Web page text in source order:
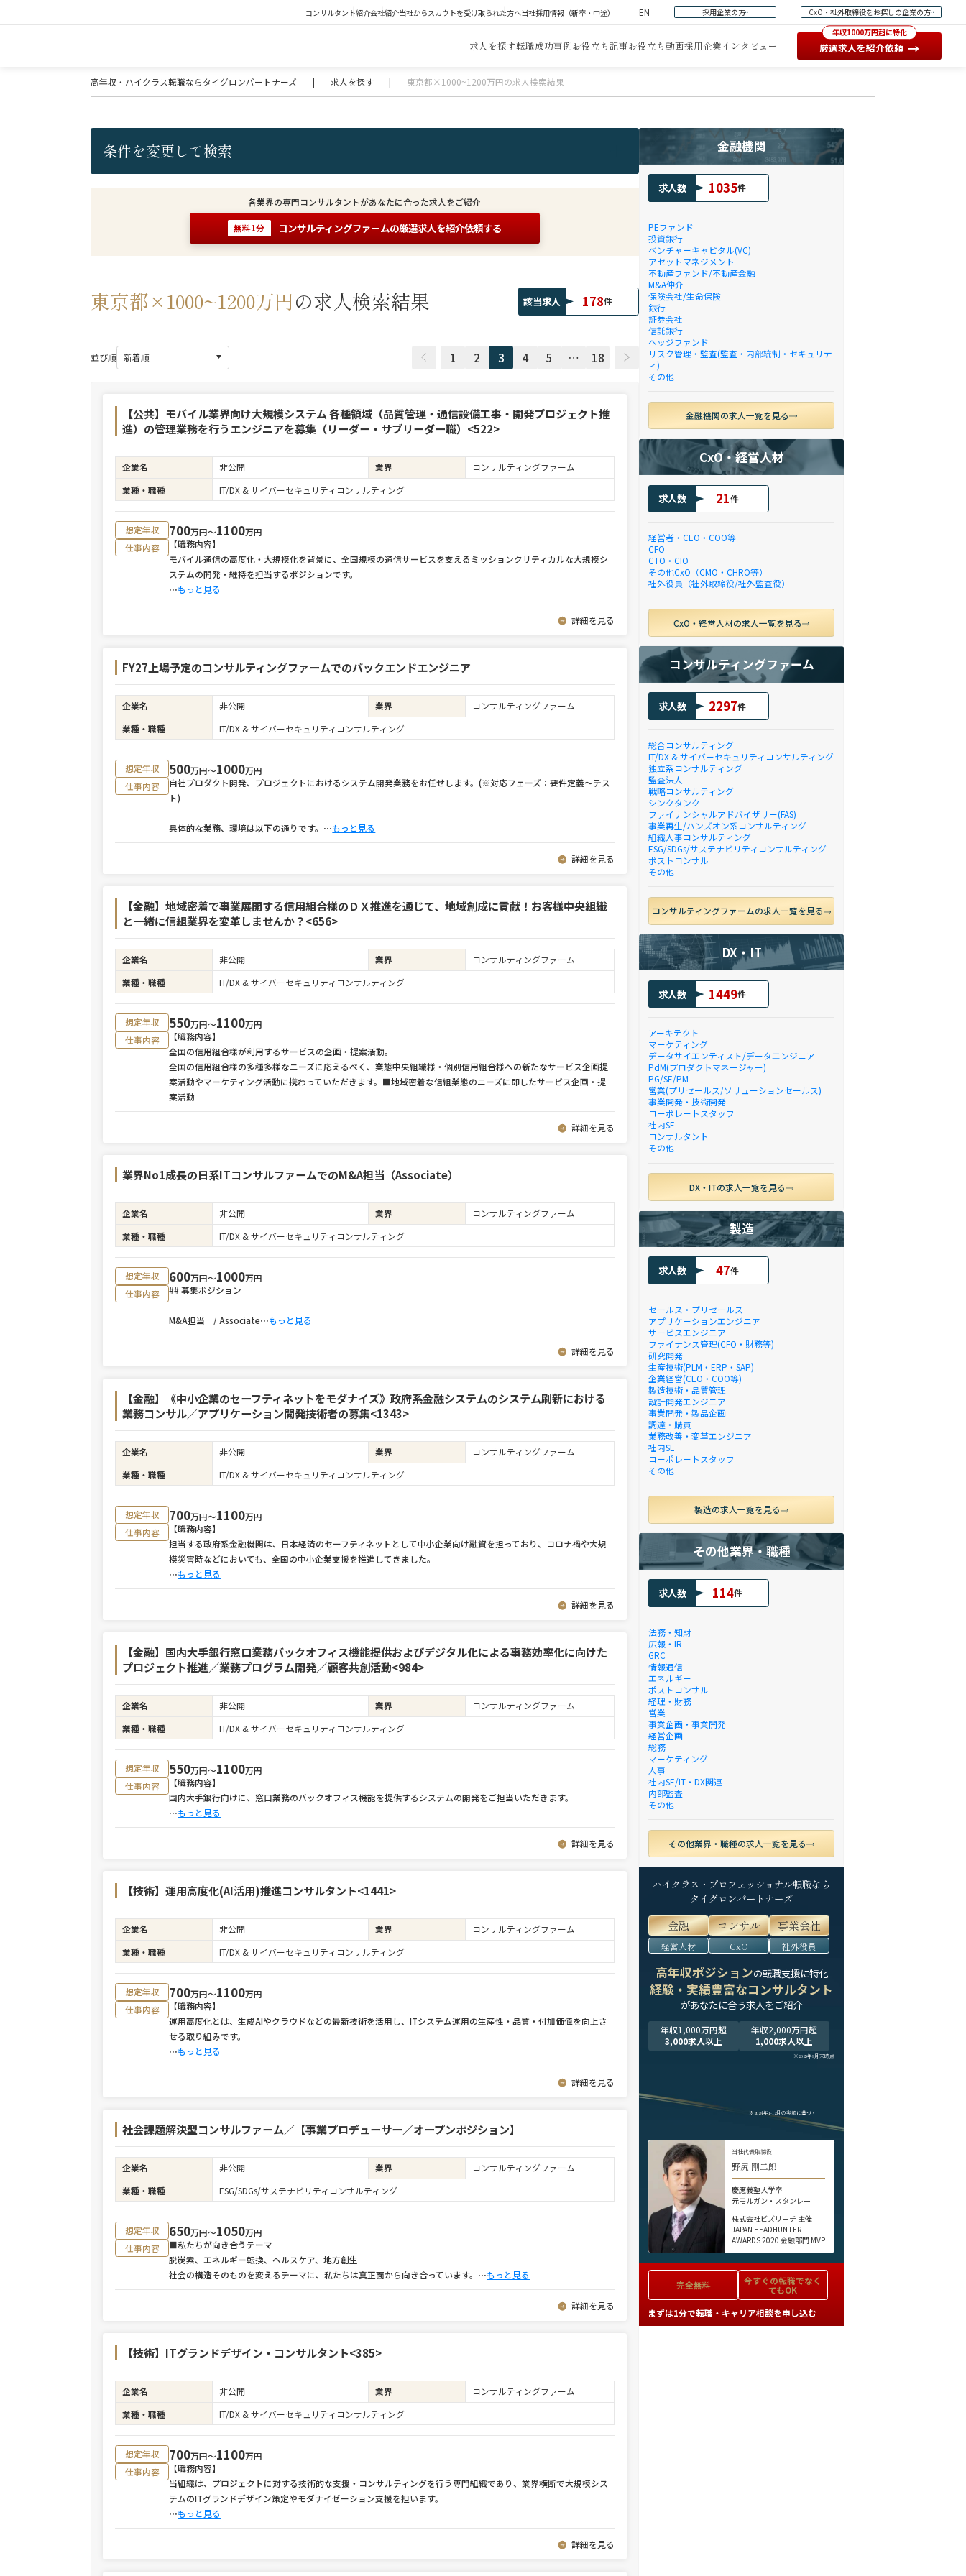
コンサルタント紹介会社紹介当社からスカウトを受け取られた方へ当社採用情報（新卒・中途） EN 採用企業の方 CxO・社外取締役をお探しの企業の方
求人を探す転職成功事例お役立ち記事お役立ち動画採用企業インタビュー
年収1000万円超に特化
厳選求人を紹介依頼 →
高年収・ハイクラス転職ならタイグロンパートナーズ | 求人を探す | 東京都×1000~1200万円の求人検索結果
条件を変更して検索
各業界の専門コンサルタントがあなたに合った求人をご紹介
無料1分 コンサルティングファームの厳選求人を紹介依頼する
東京都×1000~1200万円の求人検索結果 該当求人 178件
並び順 1 2 3 4 5 … 18
【公共】モバイル業界向け大規模システム 各種領域（品質管理・通信設備工事・開発プロジェクト推
進）の管理業務を行うエンジニアを募集（リーダー・サブリーダー職）<522>
企業名 非公開 業界
コンサルティングファーム
業種・職種
IT/DX & サイバーセキュリティコンサルティング
想定年収 700万円〜1100万円
仕事内容
【職務内容】
モバイル通信の高度化・大規模化を背景に、全国規模の通信サービスを支えるミッションクリティカルな大規模シ
ステムの開発・維持を担当するポジションです。
⋯もっと見る
詳細を見る
FY27上場予定のコンサルティングファームでのバックエンドエンジニア
企業名 非公開 業界
コンサルティングファーム
業種・職種
IT/DX & サイバーセキュリティコンサルティング
想定年収 500万円〜1000万円
仕事内容
自社プロダクト開発、プロジェクトにおけるシステム開発業務をお任せします。(※対応フェーズ：要件定義～テス
ト)
具体的な業務、環境は以下の通りです。 ⋯もっと見る
詳細を見る
【金融】地域密着で事業展開する信用組合様のＤＸ推進を通じて、地域創成に貢献！お客様中央組織
と一緒に信組業界を変革しませんか？<656>
企業名 非公開 業界
コンサルティングファーム
業種・職種
IT/DX & サイバーセキュリティコンサルティング
想定年収 550万円〜1100万円
仕事内容
【職務内容】
全国の信用組合様が利用するサービスの企画・提案活動。
全国の信用組合様の多種多様なニーズに応えるべく、業態中央組織様・個別信用組合様への新たなサービス企画提
案活動やマーケティング活動に携わっていただきます。■地域密着な信組業態のニーズに即したサービス企画・提
案活動
詳細を見る
業界No1成長の日系ITコンサルファームでのM&A担当（Associate）
企業名 非公開 業界
コンサルティングファーム
業種・職種
IT/DX & サイバーセキュリティコンサルティング
想定年収 600万円〜1000万円
仕事内容
## 募集ポジション
M&A担当 / Associate⋯もっと見る
詳細を見る
【金融】《中小企業のセーフティネットをモダナイズ》政府系金融システムのシステム刷新における
業務コンサル／アプリケーション開発技術者の募集<1343>
企業名 非公開 業界
コンサルティングファーム
業種・職種
IT/DX & サイバーセキュリティコンサルティング
想定年収 700万円〜1100万円
仕事内容
【職務内容】
担当する政府系金融機関は、日本経済のセーフティネットとして中小企業向け融資を担っており、コロナ禍や大規
模災害時などにおいても、全国の中小企業支援を推進してきました。
⋯もっと見る
詳細を見る
【金融】国内大手銀行窓口業務バックオフィス機能提供およびデジタル化による事務効率化に向けた
プロジェクト推進／業務プログラム開発／顧客共創活動<984>
企業名 非公開 業界
コンサルティングファーム
業種・職種
IT/DX & サイバーセキュリティコンサルティング
想定年収 550万円〜1100万円
仕事内容
【職務内容】
国内大手銀行向けに、窓口業務のバックオフィス機能を提供するシステムの開発をご担当いただきます。
⋯もっと見る
詳細を見る
【技術】運用高度化(AI活用)推進コンサルタント<1441>
企業名 非公開 業界
コンサルティングファーム
業種・職種
IT/DX & サイバーセキュリティコンサルティング
想定年収 700万円〜1100万円
仕事内容
【職務内容】
運用高度化とは、生成AIやクラウドなどの最新技術を活用し、ITシステム運用の生産性・品質・付加価値を向上さ
せる取り組みです。
⋯もっと見る
詳細を見る
社会課題解決型コンサルファーム／【事業プロデューサー／オープンポジション】
企業名 非公開 業界
コンサルティングファーム
業種・職種
ESG/SDGs/サステナビリティコンサルティング
想定年収 650万円〜1050万円
仕事内容
■私たちが向き合うテーマ
脱炭素、エネルギー転換、ヘルスケア、地方創生――
社会の構造そのものを変えるテーマに、私たちは真正面から向き合っています。 ⋯もっと見る
詳細を見る
【技術】ITグランドデザイン・コンサルタント<385>
企業名 非公開 業界
コンサルティングファーム
業種・職種
IT/DX & サイバーセキュリティコンサルティング
想定年収 700万円〜1100万円
仕事内容
【職務内容】
当組織は、プロジェクトに対する技術的な支援・コンサルティングを行う専門組織であり、業界横断で大規模シス
テムのITグランドデザイン策定やモダナイゼーション支援を担います。
⋯もっと見る
詳細を見る
金融機関
求人数 1035件
PEファンド
投資銀行
ベンチャーキャピタル(VC)
アセットマネジメント
不動産ファンド/不動産金融
M&A仲介
保険会社/生命保険
銀行
証券会社
信託銀行
ヘッジファンド
リスク管理・監査(監査・内部統制・セキュリテ
ィ)
その他
金融機関の求人一覧を見る
CxO・経営人材
求人数 21件
経営者・CEO・COO等
CFO
CTO・CIO
その他CxO（CMO・CHRO等）
社外役員（社外取締役/社外監査役）
CxO・経営人材の求人一覧を見る
コンサルティングファーム
求人数 2297件
総合コンサルティング
IT/DX & サイバーセキュリティコンサルティング
独立系コンサルティング
監査法人
戦略コンサルティング
シンクタンク
ファイナンシャルアドバイザリー(FAS)
事業再生/ハンズオン系コンサルティング
組織人事コンサルティング
ESG/SDGs/サステナビリティコンサルティング
ポストコンサル
その他
コンサルティングファームの求人一覧を見る
DX・IT
求人数 1449件
アーキテクト
マーケティング
データサイエンティスト/データエンジニア
PdM(プロダクトマネージャー)
PG/SE/PM
営業(プリセールス/ソリューションセールス)
事業開発・技術開発
コーポレートスタッフ
社内SE
コンサルタント
その他
DX・ITの求人一覧を見る
製造
求人数 47件
セールス・プリセールス
アプリケーションエンジニア
サービスエンジニア
ファイナンス管理(CFO・財務等)
研究開発
生産技術(PLM・ERP・SAP)
企業経営(CEO・COO等)
製造技術・品質管理
設計開発エンジニア
事業開発・製品企画
調達・購買
業務改善・変革エンジニア
社内SE
コーポレートスタッフ
その他
製造の求人一覧を見る
その他業界・職種
求人数 114件
法務・知財
広報・IR
GRC
情報通信
エネルギー
ポストコンサル
経理・財務
営業
事業企画・事業開発
経営企画
総務
マーケティング
人事
社内SE/IT・DX関連
内部監査
その他
その他業界・職種の求人一覧を見る
ハイクラス・プロフェッショナル転職なら
タイグロンパートナーズ
金融 コンサル 事業会社
経営人材 CxO 社外役員
高年収ポジションの転職支援に特化
経験・実績豊富なコンサルタント
があなたに合う求人をご紹介
年収1,000万円超
3,000求人以上
年収2,000万円超
1,000求人以上
※2025年9月末時点
※2024年1-12月の実績に基づく
当社代表取締役
野尻 剛二郎
慶應義塾大学卒
元モルガン・スタンレー
株式会社ビズリーチ 主催
JAPAN HEADHUNTER
AWARDS 2020 金融部門 MVP
完全無料 今すぐの転職でなく
てもOK
まずは1分で転職・キャリア相談を申し込む